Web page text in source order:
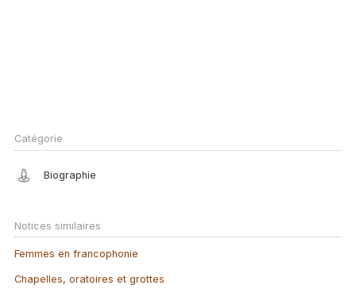
Catégorie
Biographie
Notices similaires
Femmes en francophonie
Chapelles, oratoires et grottes